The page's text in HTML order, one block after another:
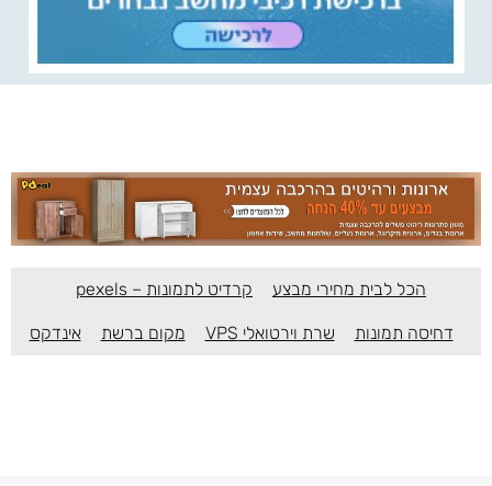
הכל לבית מחירי מבצע קרדיט לתמונות – pexels
דחיסה תמונות שרת וירטואלי VPS מקום ברשת אינדקס